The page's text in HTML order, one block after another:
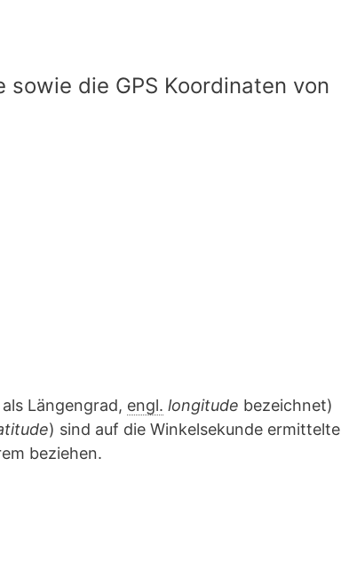
die GPS Koordinaten von
Längengrad, engl. longitude bezeichnet)
) sind auf die Winkelsekunde ermittelte
beziehen.